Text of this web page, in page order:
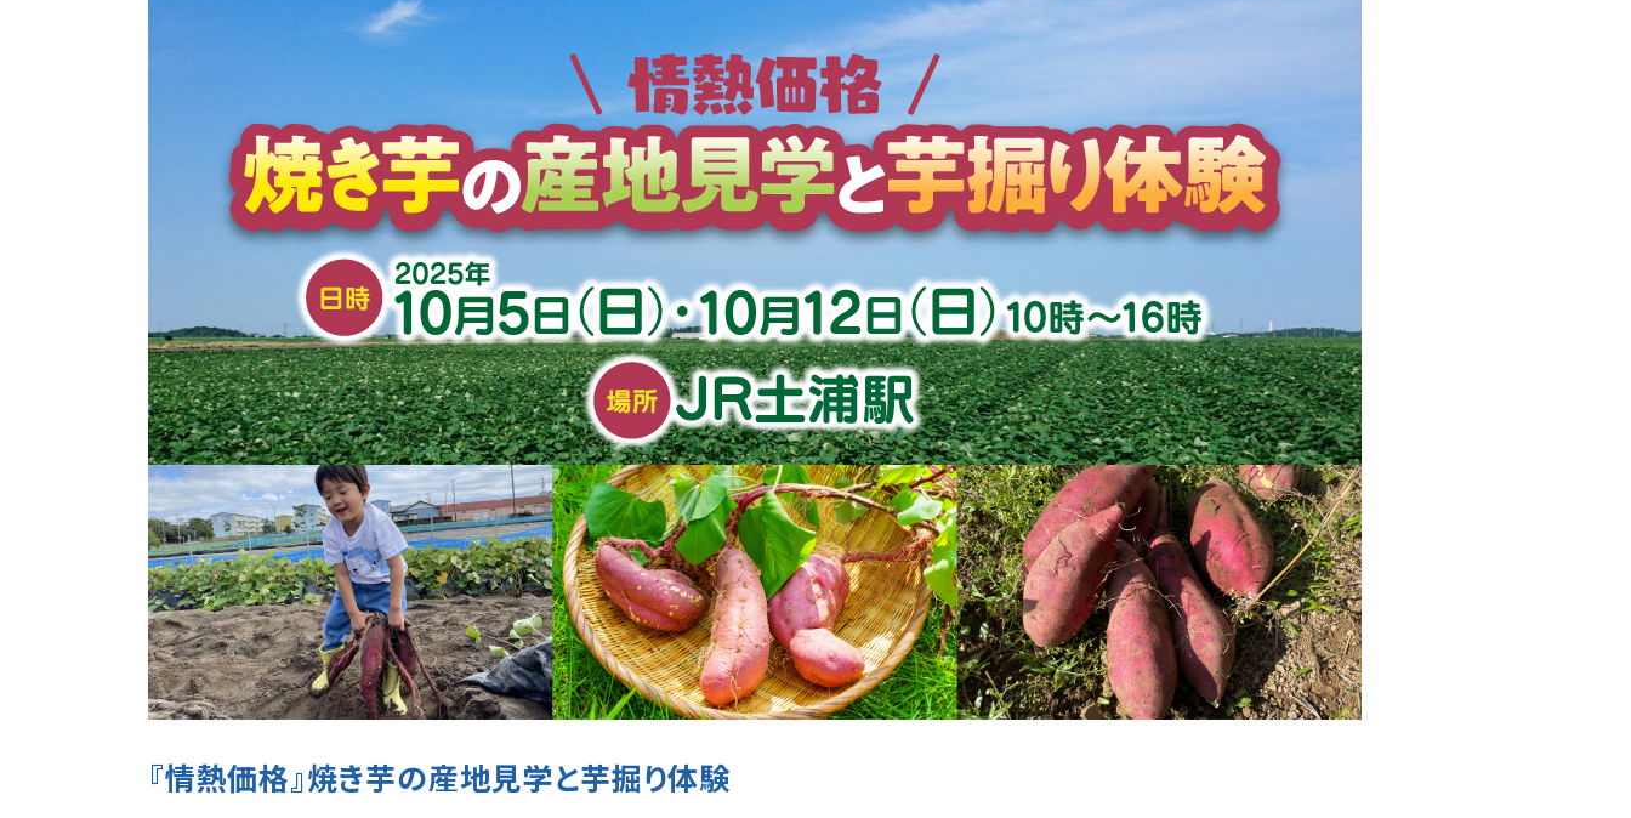
『情熱価格』焼き芋の産地見学と芋掘り体験